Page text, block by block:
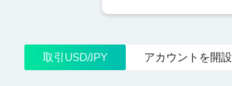
取引USD/JPY アカウントを開設